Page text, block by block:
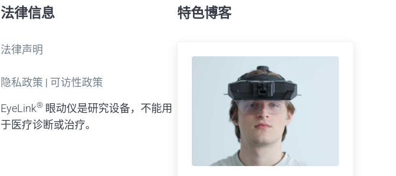
法律信息
法律声明
隐私政策 | 可访性政策
EyeLink® 眼动仪是研究设备，不能用
于医疗诊断或治疗。
特色博客